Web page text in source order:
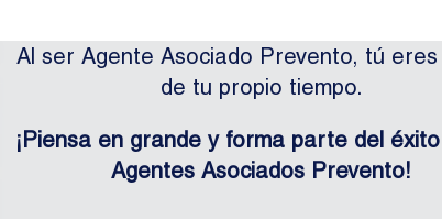
Al ser Agente Asociado Prevento, tú eres
de tu propio tiempo.
¡Piensa en grande y forma parte del
Agentes Asociados Prevento!